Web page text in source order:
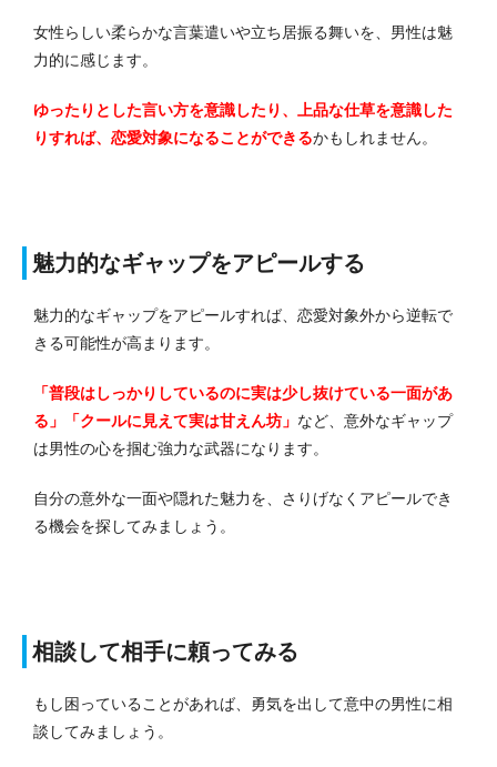
女性らしい柔らかな言葉遣いや立ち居振る舞いを、男性は魅
力的に感じます。
ゆったりとした言い方を意識したり、上品な仕草を意識した
りすれば、恋愛対象になることができるかもしれません。
魅力的なギャップをアピールする
魅力的なギャップをアピールすれば、恋愛対象外から逆転で
きる可能性が高まります。
「普段はしっかりしているのに実は少し抜けている一面があ
る」「クールに見えて実は甘えん坊」 など、意外なギャップ
は男性の心を掴む強力な武器になります。
自分の意外な一面や隠れた魅力を、さりげなくアピールでき
る機会を探してみましょう。
相談して相手に頼ってみる
もし困っていることがあれば、勇気を出して意中の男性に相
談してみましょう。